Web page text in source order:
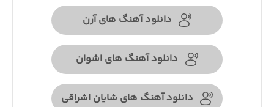
دانلود آهنگ های آرن
دانلود آهنگ های اشوان
دانلود آهنگ های شایان اشراقی